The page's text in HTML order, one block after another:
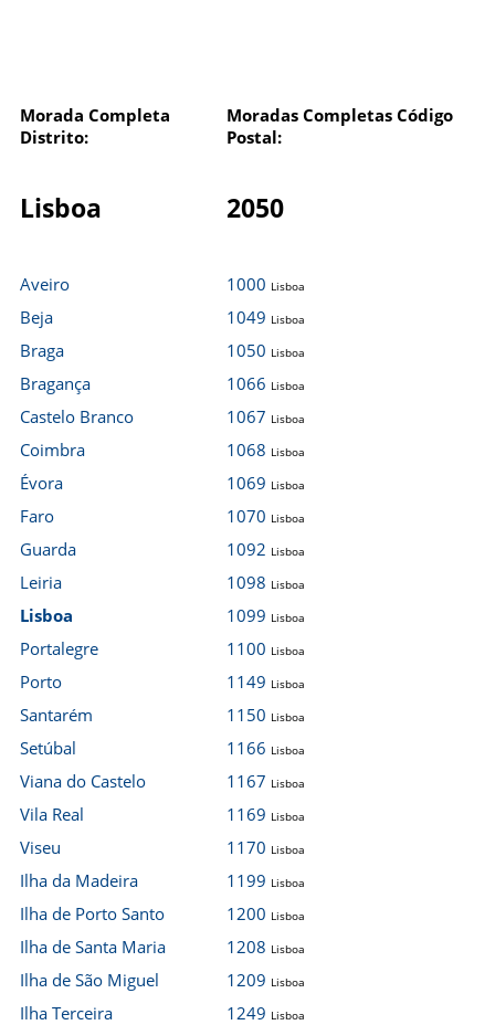
Morada Completa
Distrito:
Moradas Completas Código
Postal:
Lisboa 2050
Aveiro
Beja
Braga
Bragança
Castelo Branco
Coimbra
Évora
Faro
Guarda
Leiria
Lisboa
Portalegre
Porto
Santarém
Setúbal
Viana do Castelo
Vila Real
Viseu
Ilha da Madeira
Ilha de Porto Santo
Ilha de Santa Maria
Ilha de São Miguel
Ilha Terceira
1000 Lisboa
1049 Lisboa
1050 Lisboa
1066 Lisboa
1067 Lisboa
1068 Lisboa
1069 Lisboa
1070 Lisboa
1092 Lisboa
1098 Lisboa
1099 Lisboa
1100 Lisboa
1149 Lisboa
1150 Lisboa
1166 Lisboa
1167 Lisboa
1169 Lisboa
1170 Lisboa
1199 Lisboa
1200 Lisboa
1208 Lisboa
1209 Lisboa
1249 Lisboa